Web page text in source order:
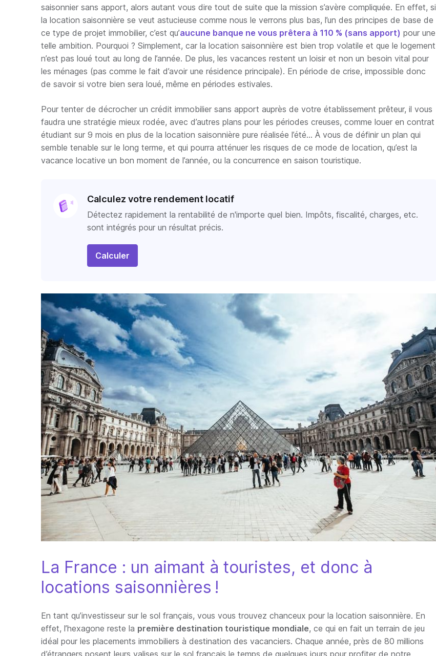
saisonnier sans apport, alors autant vous dire tout de suite que la mission s’avère compliquée. En effet, si
la location saisonnière se veut astucieuse comme nous le verrons plus bas, l’un des principes de base de
ce type de projet immobilier, c’est qu’aucune banque ne vous prêtera à 110 % (sans apport) pour une
telle ambition. Pourquoi ? Simplement, car la location saisonnière est bien trop volatile et que le logement
n’est pas loué tout au long de l’année. De plus, les vacances restent un loisir et non un besoin vital pour
les ménages (pas comme le fait d’avoir une résidence principale). En période de crise, impossible donc
de savoir si votre bien sera loué, même en périodes estivales.
Pour tenter de décrocher un crédit immobilier sans apport auprès de votre établissement prêteur, il vous
faudra une stratégie mieux rodée, avec d’autres plans pour les périodes creuses, comme louer en contrat
étudiant sur 9 mois en plus de la location saisonnière pure réalisée l’été… À vous de définir un plan qui
semble tenable sur le long terme, et qui pourra atténuer les risques de ce mode de location, qu’est la
vacance locative un bon moment de l’année, ou la concurrence en saison touristique.
Calculez votre rendement locatif
Détectez rapidement la rentabilité de n'importe quel bien. Impôts, fiscalité, charges, etc.
sont intégrés pour un résultat précis.
Calculer
La France : un aimant à touristes, et donc à
locations saisonnières !
En tant qu’investisseur sur le sol français, vous vous trouvez chanceux pour la location saisonnière. En
effet, l’hexagone reste la première destination touristique mondiale, ce qui en fait un terrain de jeu
idéal pour les placements immobiliers à destination des vacanciers. Chaque année, près de 80 millions